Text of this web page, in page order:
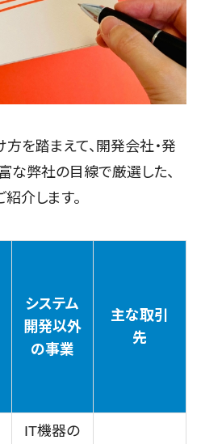
援システム
業界向け
障害福祉ソフ
ト
行サービス
訪問看護ステ
ーション向け
テム
診療予約シス
を踏まえて、開発会社・発
な弊社の目線で厳選した、
介します。
システム
開発以外
の事業
主な取引
先
IT機器の